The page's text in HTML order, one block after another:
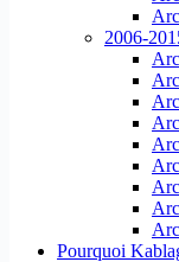
2006-
Pourquoi